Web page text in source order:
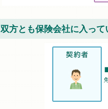
双方とも保険会社に入って